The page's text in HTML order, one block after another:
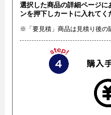
選択した商品の詳細ページに
ンを押下しカートに入れてく
※「要見積」商品は見積り後の